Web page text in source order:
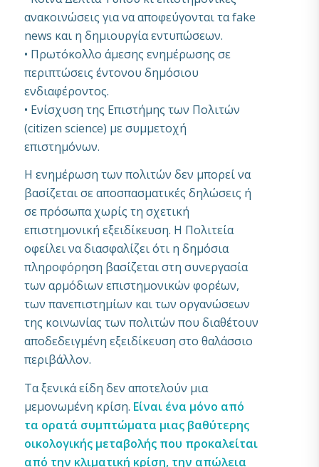
ανακοινώσεις για να αποφεύγονται τα fake
news και η δημιουργία εντυπώσεων.
• Πρωτόκολλο άμεσης ενημέρωσης σε
περιπτώσεις έντονου δημόσιου
ενδιαφέροντος.
• Ενίσχυση της Επιστήμης των Πολιτών
(citizen science) με συμμετοχή
επιστημόνων.
Η ενημέρωση των πολιτών δεν μπορεί να
βασίζεται σε αποσπασματικές δηλώσεις ή
σε πρόσωπα χωρίς τη σχετική
επιστημονική εξειδίκευση. Η Πολιτεία
οφείλει να διασφαλίζει ότι η δημόσια
πληροφόρηση βασίζεται στη συνεργασία
των αρμόδιων επιστημονικών φορέων,
των πανεπιστημίων και των οργανώσεων
της κοινωνίας των πολιτών που διαθέτουν
αποδεδειγμένη εξειδίκευση στο θαλάσσιο
περιβάλλον.
Τα ξενικά είδη δεν αποτελούν μια
μεμονωμένη κρίση. Είναι ένα μόνο από
τα ορατά συμπτώματα μιας βαθύτερης
οικολογικής μεταβολής που προκαλείται
από την κλιματική κρίση, την απώλεια